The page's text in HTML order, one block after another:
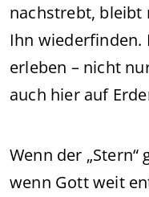
nachstrebt,
Ihn wiederfinden.
erleben – nicht
auch hier auf
Wenn der
wenn Gott weit